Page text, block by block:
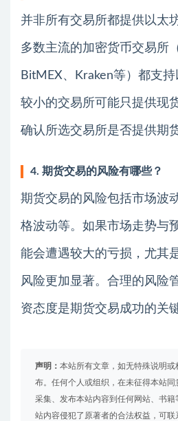
并非所有交易所都提供以太
多数主流的加密货币交易所
BitMEX、Kraken等）都支
较小的交易所可能只提供现
确认所选交易所是否提供期
4. 期货交易的风险有哪些？
期货交易的风险包括市场波
格波动等。如果市场走势与
能会遭遇较大的亏损，尤其
风险更加显著。合理的风险
资态度是期货交易成功的关键
声明： 本站所有文章，如无特殊说明
布。任何个人或组织，在未征得本站同
采集、发布本站内容到任何网站、书
站内容侵犯了原著者的合法权益，可联